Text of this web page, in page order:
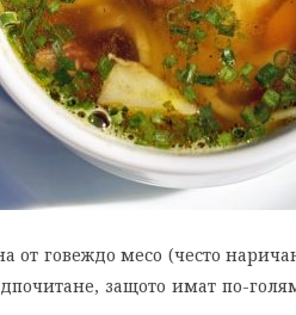
от говеждо месо (често
защото имат по-